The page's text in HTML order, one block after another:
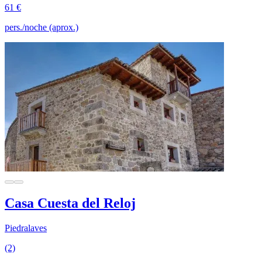
61 €
pers./noche (aprox.)
Casa Cuesta del Reloj
Piedralaves
(2)